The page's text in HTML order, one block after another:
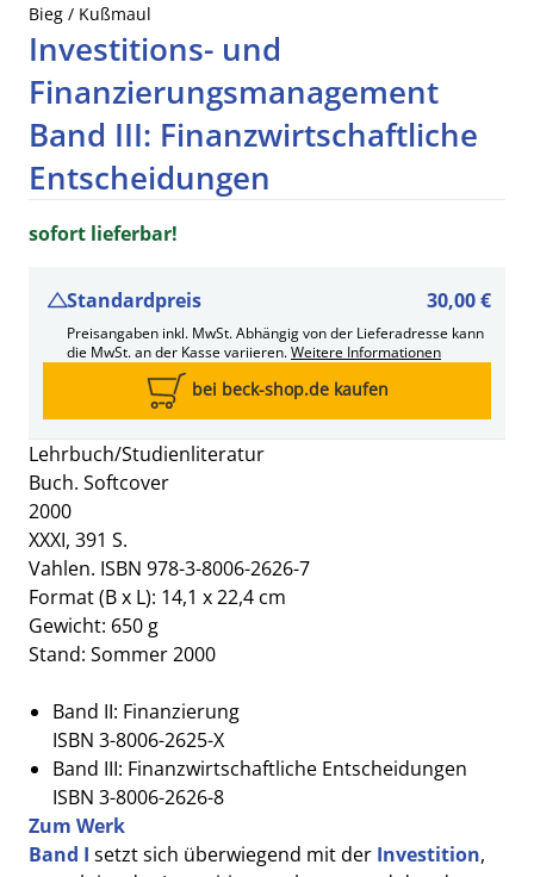
Bieg / Kußmaul
Investitions- und
Finanzierungsmanagement
Band III: Finanzwirtschaftliche
Entscheidungen
Lehrbuch/Studienliteratur
Buch. Softcover
2000
XXXI, 391 S.
Vahlen. ISBN 978-3-8006-2626-7
Format (B x L): 14,1 x 22,4 cm
Gewicht: 650 g
Stand: Sommer 2000
Band II: Finanzierung
ISBN 3-8006-2625-X
Band III: Finanzwirtschaftliche Entscheidungen
ISBN 3-8006-2626-8
Zum Werk
Band I setzt sich überwiegend mit der Investition,
sofort lieferbar!
Standardpreis 30,00 €
Preisangaben inkl. MwSt. Abhängig von der Lieferadresse kann
die MwSt. an der Kasse variieren.Weitere Informationen
bei beck-shop.de kaufen